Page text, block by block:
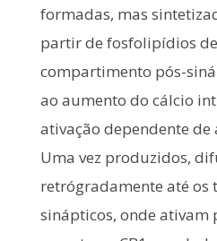
formadas, mas
partir de fosfolipídios
compartimento pós-
ao aumento do cálcio
ativação dependente
Uma vez produzidos,
retrógradamente até os
sinápticos, onde ativam